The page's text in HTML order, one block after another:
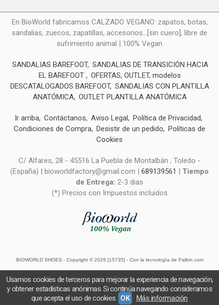
En BioWorld fabricamos CALZADO VEGANO: zapatos, botas,
sandalias, zuecos, zapatillas, accesorios...[sin cuero], libre de
sufrimiento animal | 100% Vegan
SANDALIAS BAREFOOT SANDALIAS DE TRANSICIÓN HACIA
EL BAREFOOT
OFERTAS, OUTLET, modelos
DESCATALOGADOS BAREFOOT SANDALIAS CON PLANTILLA
ANATÓMICA OUTLET PLANTILLA ANATÓMICA
Ir arriba Contáctanos Aviso Legal
Política de Privacidad
Condiciones de Compra Desistir de un pedido
Políticas de
Cookies
C/ Alfares, 28 - 45516 La Puebla de Montalbán , Toledo -
(España) | bioworldfactory@gmail.com | 689139561 | Tiempo
de Entrega: 2-3 dias
(*) Precios con Impuestos incluidos
BIOWORLD SHOES - Copyright © 2026 [15735] - Con la tecnología de Palbin.com
Usamos cookies de terceros para mejorar la experiencia de navegación,
y obtener estadísticas anónimas. Si continúa navegando consideramos
que acepta el uso de cookies. OK Más información